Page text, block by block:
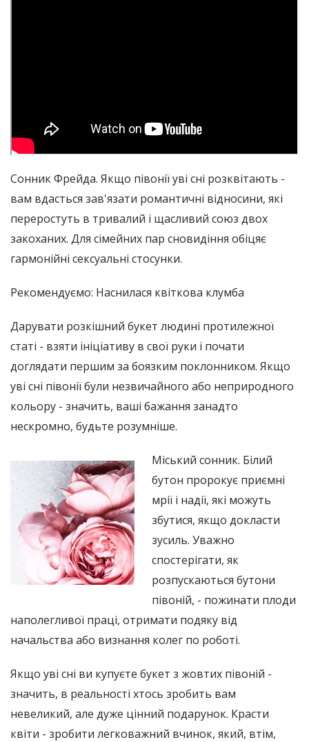
Сонник Фрейда. Якщо півонії уві сні розквітають -
вам вдасться зав'язати романтичні відносини, які
переростуть в тривалий і щасливий союз двох
закоханих. Для сімейних пар сновидіння обіцяє
гармонійні сексуальні стосунки.
Рекомендуємо: Наснилася квіткова клумба
Дарувати розкішний букет людині протилежної
статі - взяти ініціативу в свої руки і почати
доглядати першим за боязким поклонником. Якщо
уві сні півонії були незвичайного або неприродного
кольору - значить, ваші бажання занадто
нескромно, будьте розумніше.
Міський сонник. Білий
бутон пророкує приємні
мрії і надії, які можуть
збутися, якщо докласти
зусиль. Уважно
спостерігати, як
розпускаються бутони
півоній, - пожинати плоди
наполегливої ​​праці, отримати подяку від
начальства або визнання колег по роботі.
Якщо уві сні ви купуєте букет з жовтих півоній -
значить, в реальності хтось зробить вам
невеликий, але дуже цінний подарунок. Красти
квіти - зробити легковажний вчинок, який, втім,